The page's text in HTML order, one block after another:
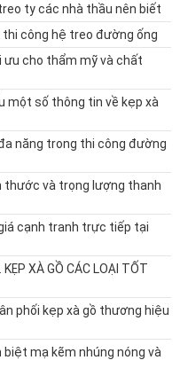
ty các nhà thầu nên biết
công hệ treo đường ống
ưu cho thẩm mỹ và chất
một số thông tin về kẹp xà
năng trong thi công đường
thước và trọng lượng thanh
cạnh tranh trực tiếp tại
KẸP XÀ GỒ CÁC LOẠI TỐT
phối kẹp xà gồ thương hiệu
biệt mạ kẽm nhúng nóng và